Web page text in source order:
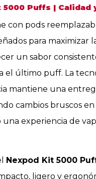
5000 Puffs | Calidad
con pods
para maximizar
un sabor
el último puff. La
mantiene una
cambios bruscos
una experiencia de
Nexpod Kit 5000
ligero y